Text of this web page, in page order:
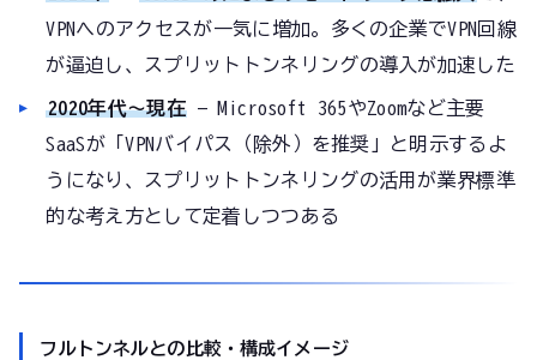
VPNへのアクセスが一気に増加。多くの企業でVPN回線
が逼迫し、スプリットトンネリングの導入が加速した
2020年代〜現在 — Microsoft 365やZoomなど主要
SaaSが「VPNバイパス（除外）を推奨」と明示するよ
うになり、スプリットトンネリングの活用が業界標準
的な考え方として定着しつつある
フルトンネルとの比較・構成イメージ